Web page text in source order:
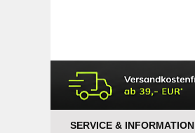
SERVICE & INFORMATION